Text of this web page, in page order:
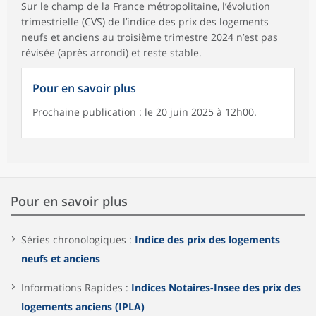
Sur le champ de la France métropolitaine, l’évolution
trimestrielle (CVS) de l’indice des prix des logements
neufs et anciens au troisième trimestre 2024 n’est pas
révisée (après arrondi) et reste stable.
Pour en savoir plus
Prochaine publication : le 20 juin 2025 à 12h00.
Pour en savoir plus
Séries chronologiques : Indice des prix des logements
neufs et anciens
Informations Rapides : Indices Notaires-Insee des prix des
logements anciens (IPLA)